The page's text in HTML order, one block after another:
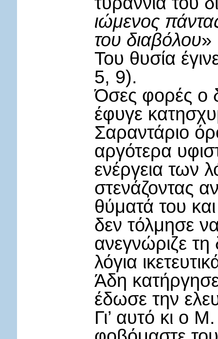
ιώμενος
του διαβόλου»
Του θυσία
5, 9).
Όσες φορές ο
έφυγε
Σαραντάριο
αργότερα
ενέργεια των
στενάζοντας
θύματά του
δεν τόλμησε
ανεγνώριζε
λόγια
Άδη κατήργησε
έδωσε την
Γι’ αυτό κι ο